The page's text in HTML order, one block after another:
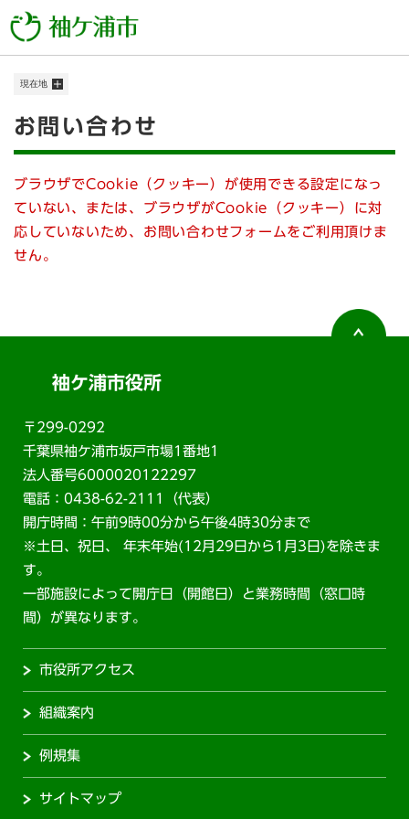
ー
メニューを飛ばして本文へ
現在地
本
お問い合わせ
ブラウザでCookie（クッキー）が使用できる設定になっ
ていない、または、ブラウザがCookie（クッキー）に対
応していないため、お問い合わせフォームをご利用頂けま
せん。
袖ケ浦市役所
〒299-0292
千葉県袖ケ浦市坂戸市場1番地1
法人番号6000020122297
電話：0438-62-2111（代表）
開庁時間：午前9時00分から午後4時30分まで
※土日、祝日、 年末年始(12月29日から1月3日)を除きま
す。
一部施設によって開庁日（開館日）と業務時間（窓口時
間）が異なります。
市役所アクセス
組織案内
例規集
サイトマップ